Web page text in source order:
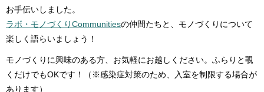
お手伝いしました。
ラボ・モノづくりCommunitiesの仲間たちと、モノづくりについて
楽しく語らいましょう！
モノづくりに興味のある方、お気軽にお越しください。ふらりと覗
くだけでもOKです！（※感染症対策のため、入室を制限する場合が
あります）